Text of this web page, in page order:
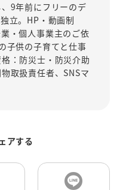
9年前にフリーのデ
立。HP・動画制
・個人事業主のご依
子供の子育てと仕事
：防災士・防災介助
取扱責任者、SNSマ
アする